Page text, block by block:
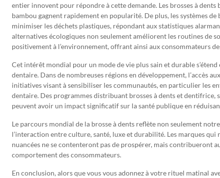
entier innovent pour répondre à cette demande. Les brosses à
bambou gagnent rapidement en popularité. De plus, les systèmes de
minimiser les déchets plastiques, répondant aux statistiques
alternatives écologiques non seulement améliorent les routines de
positivement à l’environnement, offrant ainsi aux consommateurs
Cet intérêt mondial pour un mode de vie plus sain et durable s’étend
dentaire. Dans de nombreuses régions en développement, l’accès
initiatives visant à sensibiliser les communautés, en particulier les
dentaire. Des programmes distribuant brosses à dents et dentifrice,
peuvent avoir un impact significatif sur la santé publique en
Le parcours mondial de la brosse à dents reflète non seulement
l’interaction entre culture, santé, luxe et durabilité. Les marques qui
nuancées ne se contenteront pas de prospérer, mais contribueront
comportement des consommateurs.
En conclusion, alors que vous vous adonnez à votre rituel matinal